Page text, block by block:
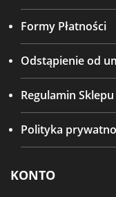
Formy Płatności
Odstąpienie od
Regulamin Sklepu
Polityka
KONTO